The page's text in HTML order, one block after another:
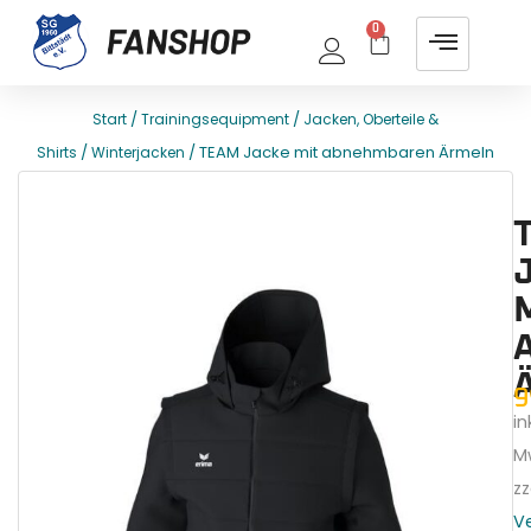
0
Start /Trainingsequipment / Jacken, Oberteile &
Shirts /Winterjacken / TEAM Jacke mit abnehmbaren Ärmeln